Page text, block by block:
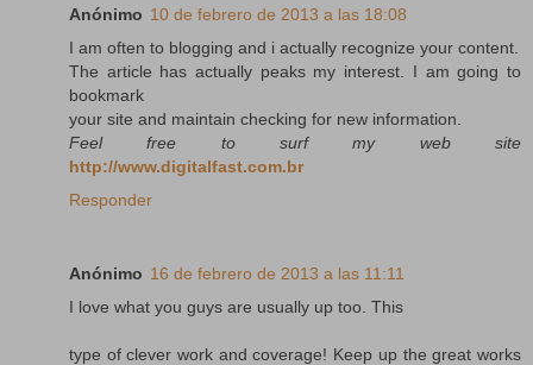
Anónimo 10 de febrero de 2013 a las 18:08
I am often to blogging and i actually recognize your content.
The article has actually peaks my interest. I am going to
bookmark
your site and maintain checking for new information.
Feel free to surf my web site
http://www.digitalfast.com.br
Responder
Anónimo 16 de febrero de 2013 a las 11:11
I love what you guys are usually up too. This
type of clever work and coverage! Keep up the great works